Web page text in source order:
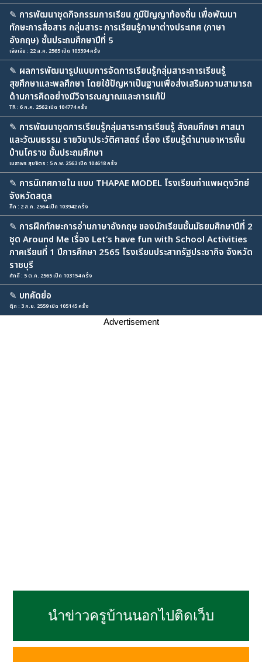
✎ การพัฒนาชุดกิจกรรมการเรียน ภูมิปัญญาท้องถิ่น เพื่อพัฒนา
ทักษะการสื่อสาร กลุ่มสาระ การเรียนรู้ภาษาต่างประเทศ (ภาษา
อังกฤษ) ชั้นประถมศึกษาปีที่ 5
เจียเจีย : 22 ส.ค. 2565 เปิด 103394 ครั้ง
✎ ผลการพัฒนารูปแบบการจัดการเรียนรู้กลุ่มสาระการเรียนรู้
สุขศึกษาและพลศึกษา โดยใช้ปัญหาเป็นฐานเพื่อส่งเสริมความสามารถ
ด้านการคิดอย่างมีวิจารณญาณและการแก้ปั
TR : 6 ก.ค. 2562 เปิด 104774 ครั้ง
✎ การพัฒนาชุดการเรียนรู้กลุ่มสาระการเรียนรู้ สังคมศึกษา ศาสนา
และวัฒนธรรม รายวิชาประวัติศาสตร์ เรื่อง เรียนรู้ตำนานอาหารพื้น
บ้านโคราช ชั้นประถมศึกษา
เมธาพร สุขจิตร : 5 ก.พ. 2563 เปิด 104618 ครั้ง
✎ การนิเทศภายใน แบบ THAPAE MODEL โรงเรียนท่าแพผดุงวิทย์
จังหวัดสตูล
กิ๊ก : 2 ส.ค. 2564 เปิด 103942 ครั้ง
✎ การฝึกทักษะการอ่านภาษาอังกฤษ ของนักเรียนชั้นมัธยมศึกษาปีที่ 2
ชุด Around Me เรื่อง Let’s have fun with School Activities
ภาคเรียนที่ 1 ปีการศึกษา 2565 โรงเรียนประสาทรัฐประชากิจ จังหวัด
ราชบุรี
ศักดิ์ : 5 ต.ค. 2565 เปิด 103154 ครั้ง
✎ บทคัดย่อ
ตุ๊ก : 3 ก.ย. 2559 เปิด 105145 ครั้ง
Advertisement
นำข่าวครูบ้านนอกไปติดเว็บ